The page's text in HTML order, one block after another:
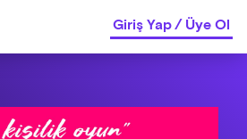
Giriş Yap/Üye Ol